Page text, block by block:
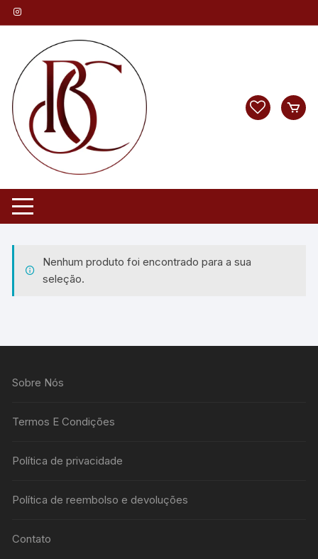
Pular
para
conteúdo
Nenhum produto foi encontrado para a sua
seleção.
Sobre Nós
Termos E Condições
Política de privacidade
Política de reembolso e devoluções
Contato